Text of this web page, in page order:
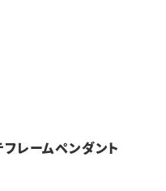
レームペンダント